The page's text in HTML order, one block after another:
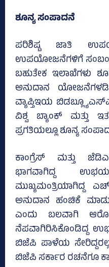
ಶೂನ್ಯ ಸಂಪಾದನೆ
ಪರಿಶಿಷ್ಟ ಜಾತಿ
ಉಪಯೋಜನೆಗಳಿಗೆ
ಬಹುತೇಕ ಇಲಾಖೆಗಳು
ಅನುದಾನ
ವ್ಯಾಪ್ತಿಇಯ
ವಿಶ್ವ ಬ್ಯಾಂಕ್‌
ಪ್ರಗತಿಯಲ್ಲೂ ಶೂನ್ಯ
ಕಾಂಗ್ರೆಸ್‌ ಮತ್ತು
ಭಾಗವಾಗಿದ್ದ
ಮುಖ್ಯಮಂತ್ರಿಯಾಗಿದ್ದ
ಅನುದಾನ ಹಂಚಿಕೆ
ಎಂದು ಬಲವಾಗಿ
ನೆಪವಾಗಿರಿಸಿಕೊಂಡಿದ್ದ
ಬಿಜೆಪಿ ಪಾಳೆಯ
ಬಿಜೆಪಿ ಸರ್ಕಾರ ರಚನೆಗೂ